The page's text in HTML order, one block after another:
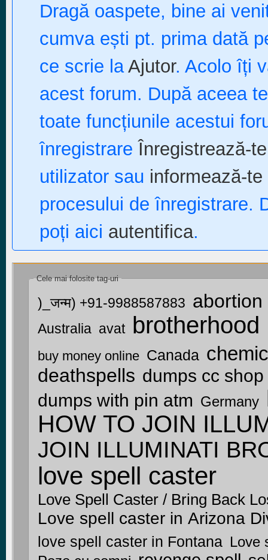
Dragă oaspete, bine ai
cumva ești pt. prima dată
ce scrie laAjutor. Acolo îți
acest forum. După aceea
toate funcțiunile acestui
înregistrare Înregistrează-te
utilizator sau informează-
procesului de înregistrare.
poți aici autentifica.
Cele mai folosite tag-uri
)_जन्म) +91-9988587883 abortion
Australia avat brotherhood
buy money online Canada
deathspells dumps cc
dumps with pin atm Germany
HOW TO JOIN
JOIN ILLUMINATI
love spell caster
Love Spell Caster / Bring Back
love spell caster in Fontana Love